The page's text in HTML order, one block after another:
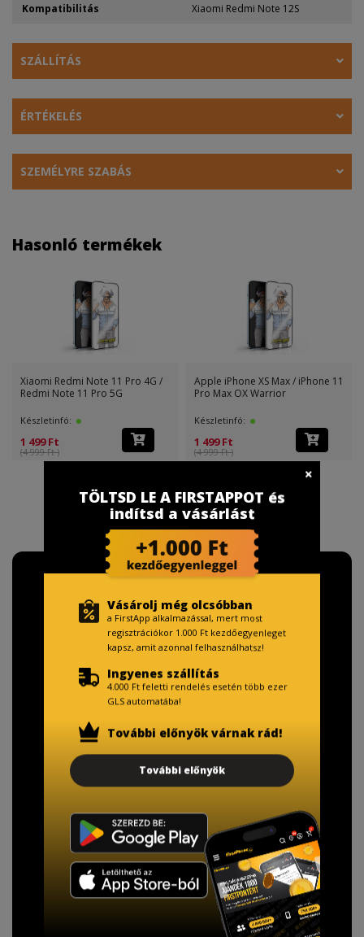
Kompatibilitás Xiaomi Redmi Note 12S
SZÁLLÍTÁS
ÉRTÉKELÉS
SZEMÉLYRE SZABÁS
Hasonló termékek
Xiaomi Redmi Note 11 Pro 4G /
Redmi Note 11 Pro 5G
Készletinfó:
1 499 Ft
(4 999 Ft )
Apple iPhone XS Max / iPhone 11
Pro Max OX Warrior
Készletinfó:
1 499 Ft
(4 999 Ft )
Fizetésnél kérje az ingyenes adattörlő kódot
adatainak biztonsága érdekében!
A Kormány döntése alapján a kereskedő minden tartós
adathordozó termék vásárlásakor köteles ingyenes
TÖLTSD LE A FIRSTAPPOT és
indítsd a vásárlást
Vásárolj még olcsóbban
a FirstApp alkalmazással, mert most
regisztrációkor 1.000 Ft kezdőegyenleget
kapsz, amit azonnal felhasználhatsz!
Ingyenes szállítás
4.000 Ft feletti rendelés esetén több ezer
GLS automatába!
További előnyök várnak rád!
További előnyök